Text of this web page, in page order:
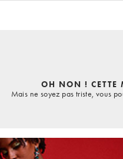
OH NON ! CETTE
Mais ne soyez pas triste, vous